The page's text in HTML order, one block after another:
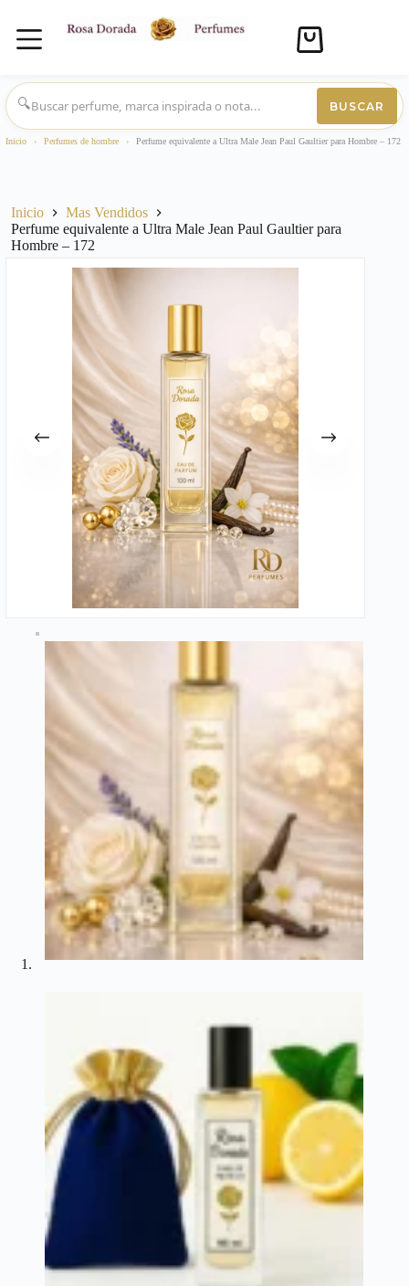
Saltar
al
contenido
Carro
compra
🔍
BUSCAR
Inicio › Perfumes de hombre › Perfume equivalente a Ultra Male Jean Paul Gaultier para Hombre – 172
Inicio
Mas Vendidos
Perfume equivalente a Ultra Male Jean Paul Gaultier para
Hombre – 172